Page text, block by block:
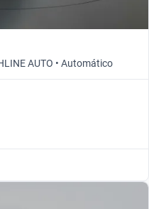
AUTO • Automático